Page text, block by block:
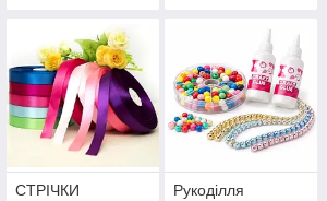
СТРІЧКИ Рукоділля